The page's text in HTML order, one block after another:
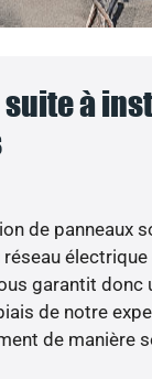
à
de panneaux
électrique
garantit donc
de notre
de manière